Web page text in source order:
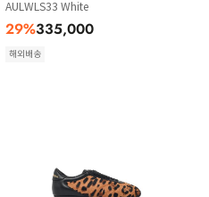
AULWLS33 White
29%335,000
해외배송